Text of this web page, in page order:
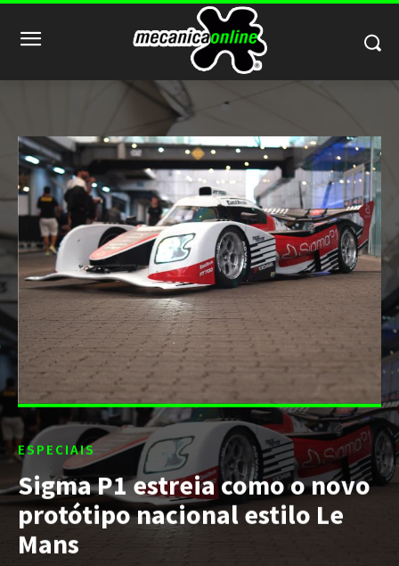
ESPECIAIS
Sigma P1 estreia como o novo
protótipo nacional estilo Le
Mans